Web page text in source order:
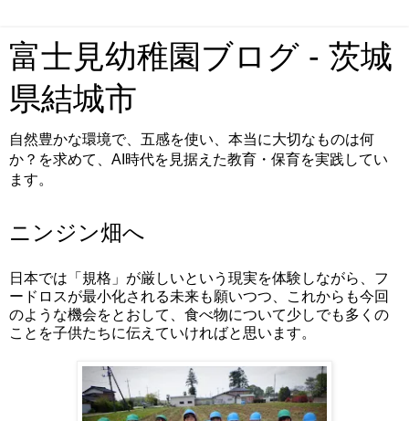
富士見幼稚園ブログ - 茨城
県結城市
自然豊かな環境で、五感を使い、本当に大切なものは何
か？を求めて、AI時代を見据えた教育・保育を実践してい
ます。
ニンジン畑へ
日本では「規格」が厳しいという現実を体験しながら、フ
ードロスが最小化される未来も願いつつ、これからも今回
のような機会をとおして、食べ物について少しでも多くの
ことを子供たちに伝えていければと思います。